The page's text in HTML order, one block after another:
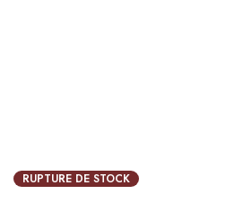
RUPTURE DE STOCK